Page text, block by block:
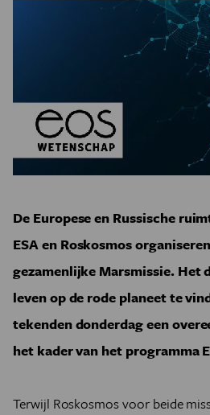
De Europese en Russische
ESA en Roskosmos
gezamenlijke Marsmissie. Het
leven op de rode planeet te
tekenden donderdag een
het kader van het programma
Terwijl Roskosmos voor beide